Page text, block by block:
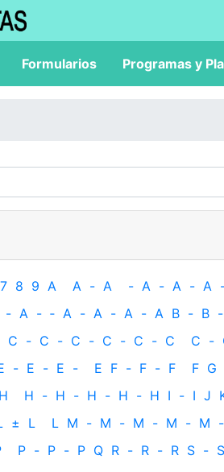
Formularios Programas y
7 8 9 A A - A - A - A - A
- A - ‐ A - A - A - A B - B -
C - C - C - C - C - C C -
- E - E - E F - F - F F G
H H - H - H - H - H I - I J
± L L M - M - M - M - M -
P - P - P Q R - R - R S - S